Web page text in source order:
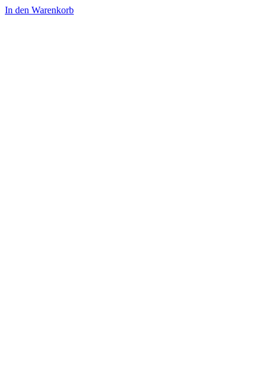
In den Warenkorb